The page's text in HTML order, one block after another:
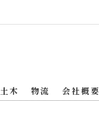
土木 物流 会社概要